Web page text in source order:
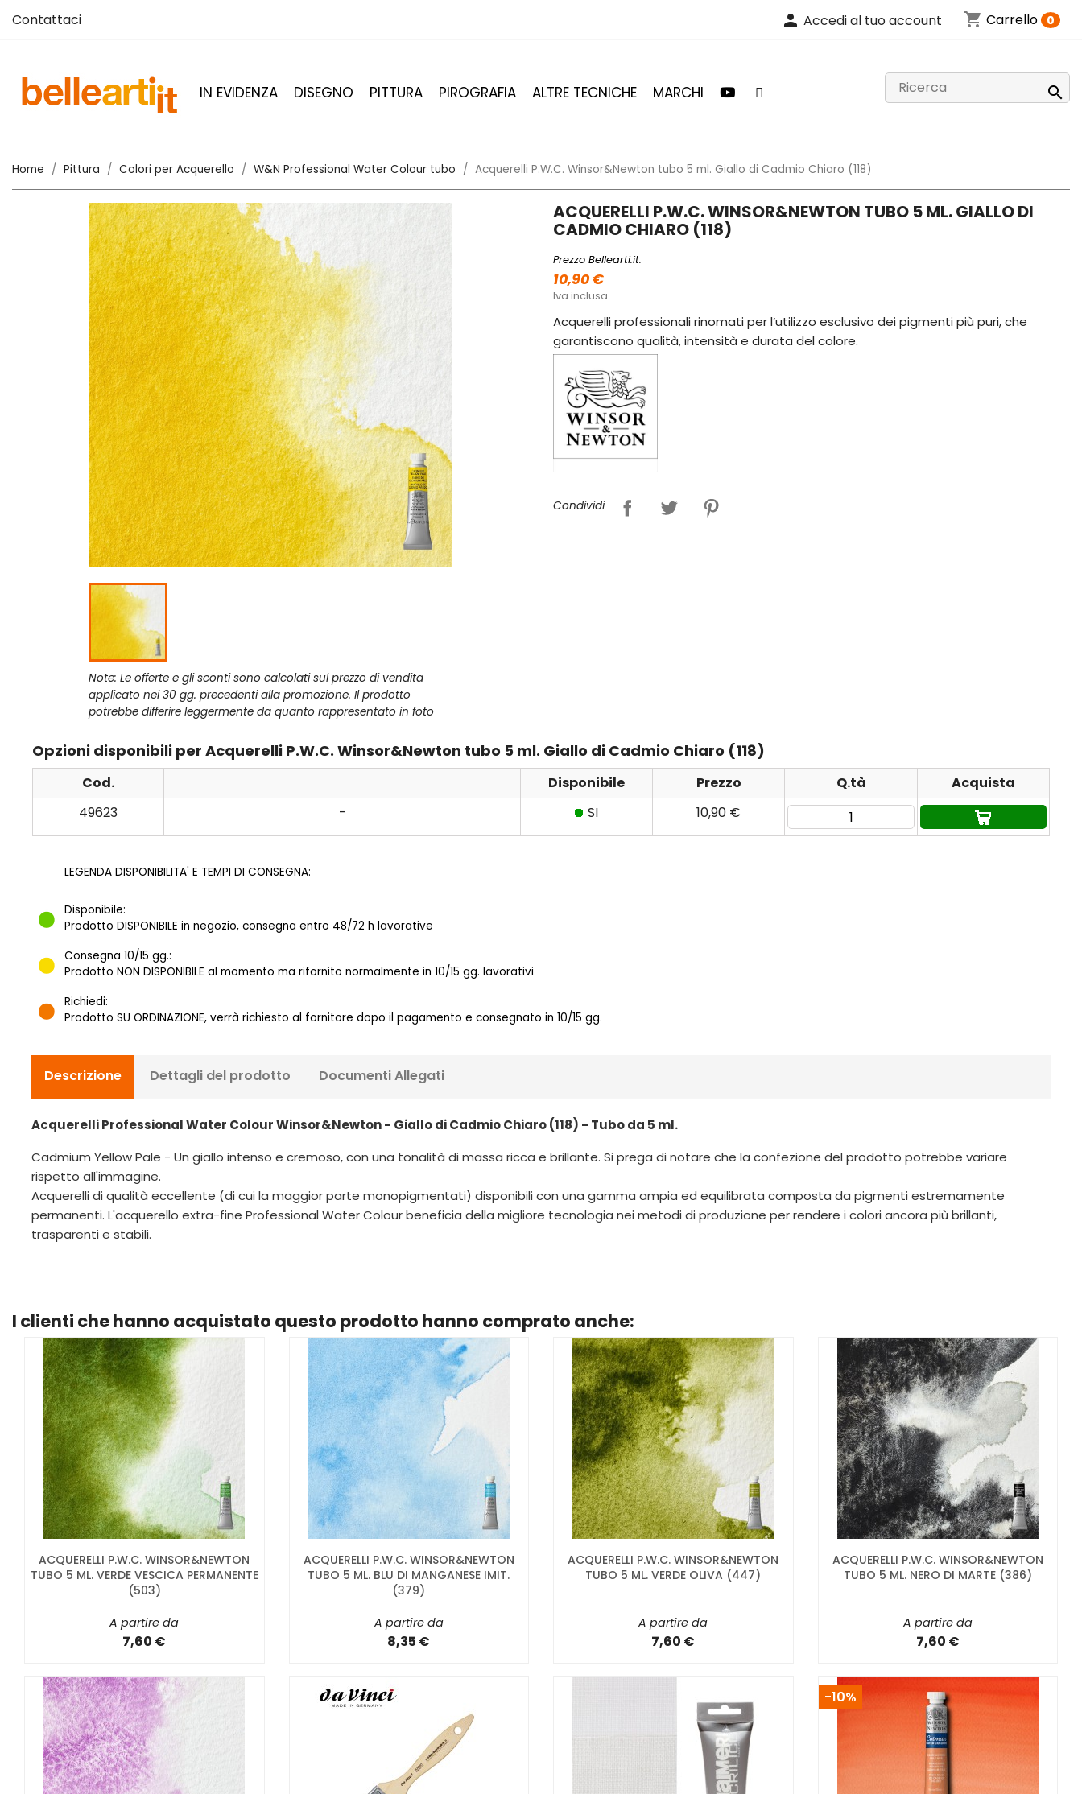
Contattaci person Accedi al tuo account shopping_cart Carrello 0
IN EVIDENZA DISEGNO PITTURA PIROGRAFIA ALTRE TECNICHE MARCHI 
Home Pittura Colori per Acquerello W&N Professional Water Colour tubo Acquerelli P.W.C. Winsor&Newton tubo 5 ml. Giallo di Cadmio Chiaro (118)
Note: Le offerte e gli sconti sono calcolati sul prezzo di vendita
applicato nei 30 gg. precedenti alla promozione. Il prodotto
potrebbe differire leggermente da quanto rappresentato in foto
ACQUERELLI P.W.C. WINSOR&NEWTON TUBO 5 ML. GIALLO DI
CADMIO CHIARO (118)
Prezzo Bellearti.it:
10,90 €
Iva inclusa
Acquerelli professionali rinomati per l’utilizzo esclusivo dei pigmenti più puri, che
garantiscono qualità, intensità e durata del colore.
Condividi
Opzioni disponibili per Acquerelli P.W.C. Winsor&Newton tubo 5 ml. Giallo di Cadmio Chiaro (118)
Cod. Disponibile Prezzo Q.tà
Acquista
49623
- SI 10,90 €
LEGENDA DISPONIBILITA' E TEMPI DI CONSEGNA:
Disponibile:
Prodotto DISPONIBILE in negozio, consegna entro 48/72 h lavorative
Consegna 10/15 gg.:
Prodotto NON DISPONIBILE al momento ma rifornito normalmente in 10/15 gg. lavorativi
Richiedi:
Prodotto SU ORDINAZIONE, verrà richiesto al fornitore dopo il pagamento e consegnato in 10/15 gg.
Descrizione Dettagli del prodotto Documenti Allegati
Acquerelli Professional Water Colour Winsor&Newton - Giallo di Cadmio Chiaro (118) - Tubo da 5 ml.
Cadmium Yellow Pale - Un giallo intenso e cremoso, con una tonalità di massa ricca e brillante. Si prega di notare che la confezione del prodotto potrebbe variare
rispetto all'immagine.
Acquerelli di qualità eccellente (di cui la maggior parte monopigmentati) disponibili con una gamma ampia ed equilibrata composta da pigmenti estremamente
permanenti. L'acquerello extra-fine Professional Water Colour beneficia della migliore tecnologia nei metodi di produzione per rendere i colori ancora più brillanti,
trasparenti e stabili.
I clienti che hanno acquistato questo prodotto hanno comprato anche:
ACQUERELLI P.W.C. WINSOR&NEWTON
TUBO 5 ML. VERDE VESCICA PERMANENTE
(503)
A partire da
7,60 €
ACQUERELLI P.W.C. WINSOR&NEWTON
TUBO 5 ML. BLU DI MANGANESE IMIT.
(379)
A partire da
8,35 €
ACQUERELLI P.W.C. WINSOR&NEWTON
TUBO 5 ML. VERDE OLIVA (447)
A partire da
7,60 €
ACQUERELLI P.W.C. WINSOR&NEWTON
TUBO 5 ML. NERO DI MARTE (386)
A partire da
7,60 €
-10%